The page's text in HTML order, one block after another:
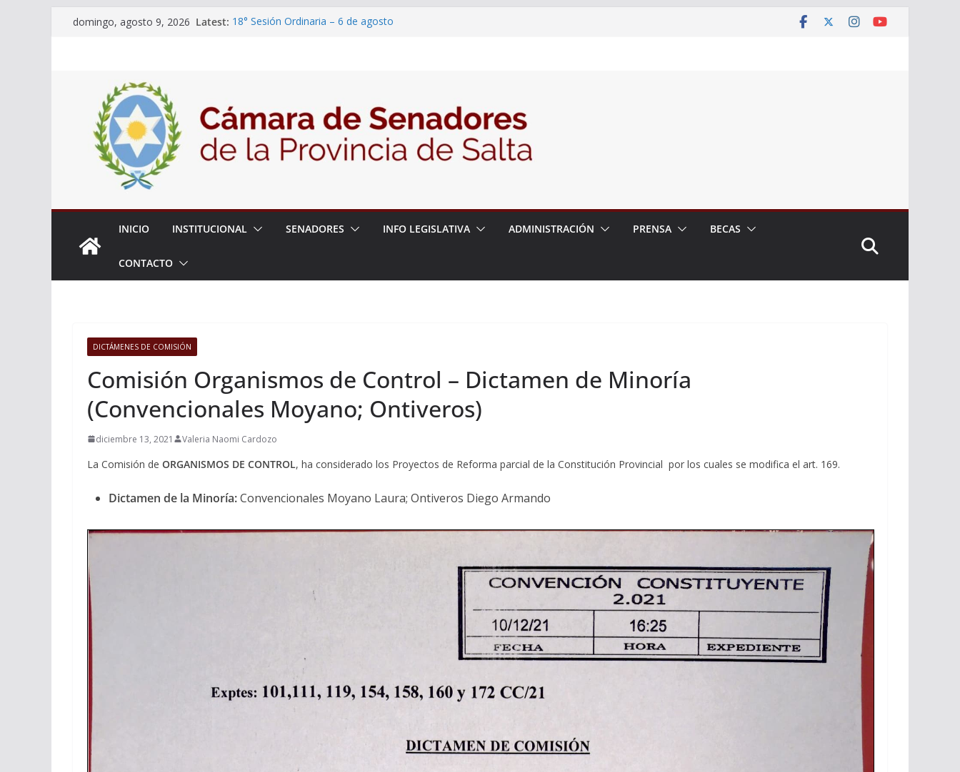
domingo, agosto 9, 2026 Latest: 18° Sesión Ordinaria – 6 de agosto
Expte. Nº 90-34.516/2026 – 06/08/26 – Créase el Ente Salteño
de Protección y Control Vegetal
INICIO INSTITUCIONAL SENADORES INFO LEGISLATIVA ADMINISTRACIÓN PRENSA BECAS
CONTACTO
DICTÁMENES DE COMISIÓN
Comisión Organismos de Control – Dictamen de Minoría
(Convencionales Moyano; Ontiveros)
diciembre 13, 2021 Valeria Naomi Cardozo
La Comisión de ORGANISMOS DE CONTROL, ha considerado los Proyectos de Reforma parcial de la Constitución Provincial por los cuales se modifica el art. 169.
Dictamen de la Minoría:Convencionales Moyano Laura; Ontiveros Diego Armando